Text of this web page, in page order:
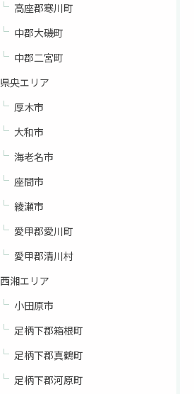
高座郡寒川町
中郡大磯町
中郡二宮町
県央エリア
厚木市
大和市
海老名市
座間市
綾瀬市
愛甲郡愛川町
愛甲郡清川村
西湘エリア
小田原市
足柄下郡箱根町
足柄下郡真鶴町
足柄下郡河原町